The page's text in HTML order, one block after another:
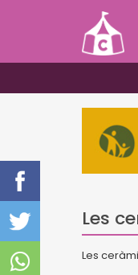
Les
Les